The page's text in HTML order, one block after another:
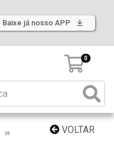
Baixe já nosso APP
0
VOLTAR